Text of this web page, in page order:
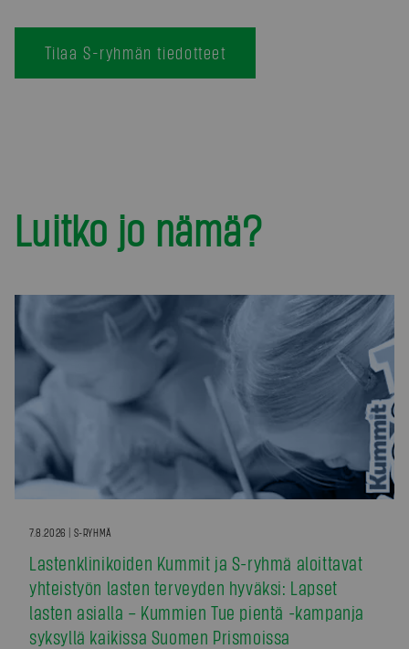
Tilaa S-ryhmän tiedotteet
Luitko jo nämä?
7.8.2026 | S-RYHMÄ
Lastenklinikoiden Kummit ja S-ryhmä aloittavat
yhteistyön lasten terveyden hyväksi: Lapset
lasten asialla – Kummien Tue pientä -kampanja
syksyllä kaikissa Suomen Prismoissa